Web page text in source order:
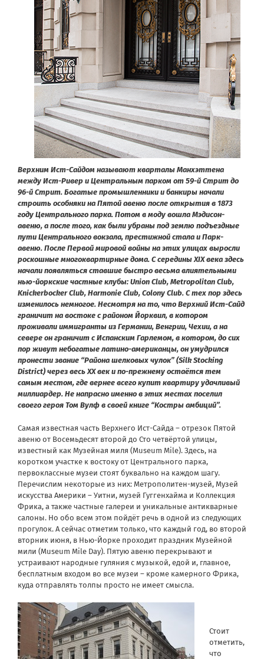
Верхним Ист-Сайдом называют кварталы Манхэттена
между Ист-Ривер и Центральным парком от 59-й Стрит до
96-й Стрит. Богатые промышленники и банкиры начали
строить особняки на Пятой авеню после открытия в 1873
году Центрального парка. Потом в моду вошла Мэдисон-
авеню, а после того, как были убраны под землю подъездные
пути Центрального вокзала, престижной стала и Парк-
авеню. После Первой мировой войны на этих улицах выросли
роскошные многоквартирные дома. С середины XIX века здесь
начали появляться ставшие быстро весьма влиятельными
нью-йоркские частные клубы: Union Club, Metropolitan Club,
Knickerbocker Club, Harmonie Сlub, Colony Club. С тех пор здесь
изменилось немногое. Несмотря на то, что Верхний Ист-Сайд
граничит на востоке с районом Йорквил, в котором
проживали иммигранты из Германии, Венгрии, Чехии, а на
севере он граничит с Испанским Гарлемом, в котором, до сих
пор живут небогатые латино-американцы, он умудрился
пронести звание “Района шелковых чулок” (Silk Stocking
District) через весь XX век и по-прежнему остаётся тем
самым местом, где вернее всего купит квартиру удачливый
миллиардер. Не напрасно именно в этих местах поселил
своего героя Том Вулф в своей книге “Костры амбиций”.
Самая известная часть Верхнего Ист-Сайда – отрезок Пятой
авеню от Восемьдесят второй до Сто четвёртой улицы,
известный как Музейная миля (Museum Mile). Здесь, на
коротком участке к востоку от Центрального парка,
первоклассные музеи стоят буквально на каждом шагу.
Перечислим некоторые из них: Метрополитен-музей, Музей
искусства Америки – Уитни, музей Гуггенхайма и Коллекция
Фрика, а также частные галереи и уникальные антикварные
салоны. Но обо всем этом пойдёт речь в одной из следующих
прогулок. А сейчас отметим только, что каждый год, во второй
вторник июня, в Нью-Йорке проходит праздник Музейной
мили (Museum Mile Day). Пятую авеню перекрывают и
устраивают народные гуляния с музыкой, едой и, главное,
бесплатным входом во все музеи – кроме камерного Фрика,
куда отправлять толпы просто не имеет смысла.
Стоит
отметить,
что